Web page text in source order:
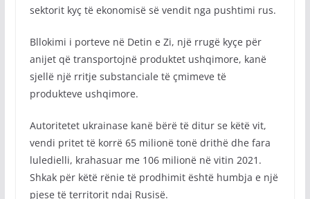
sektorit kyç të ekonomisë së vendit nga pushtimi rus.
Bllokimi i porteve në Detin e Zi, një rrugë kyçe për
anijet që transportojnë produktet ushqimore, kanë
sjellë një rritje substanciale të çmimeve të
produkteve ushqimore.
Autoritetet ukrainase kanë bërë të ditur se këtë vit,
vendi pritet të korrë 65 milionë tonë drithë dhe fara
luledielli, krahasuar me 106 milionë në vitin 2021.
Shkak për këtë rënie të prodhimit është humbja e një
pjese të territorit ndaj Rusisë.